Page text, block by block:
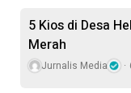
5 Kios di Desa
Merah
Jurnalis Media